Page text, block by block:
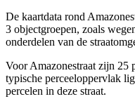
De kaartdata rond
3 objectgroepen, zoals
onderdelen van de
Voor Amazonestraat zijn 25
typische perceeloppervlak
percelen in deze straat.